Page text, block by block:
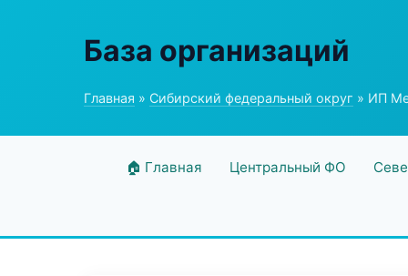
База организаций
Главная » Сибирский федеральный округ » ИП
🏠 Главная Центральный ФО